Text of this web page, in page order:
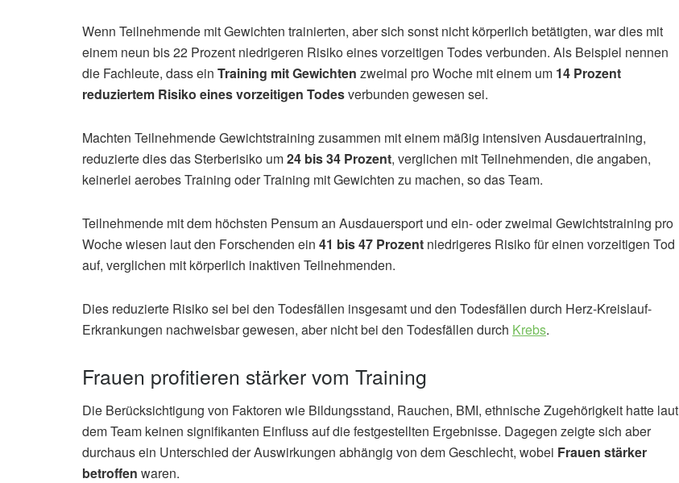
Wenn Teilnehmende mit Gewichten trainierten, aber sich sonst nicht körperlich betätigten, war dies mit
einem neun bis 22 Prozent niedrigeren Risiko eines vorzeitigen Todes verbunden. Als Beispiel nennen
die Fachleute, dass ein Training mit Gewichten zweimal pro Woche mit einem um 14 Prozent
reduziertem Risiko eines vorzeitigen Todesverbunden gewesen sei.
Machten Teilnehmende Gewichtstraining zusammen mit einem mäßig intensiven Ausdauertraining,
reduzierte dies das Sterberisiko um24 bis 34 Prozent, verglichen mit Teilnehmenden, die angaben,
keinerlei aerobes Training oder Training mit Gewichten zu machen, so das Team.
Teilnehmende mit dem höchsten Pensum an Ausdauersport und ein- oder zweimal Gewichtstraining pro
Woche wiesen laut den Forschenden ein 41 bis 47 Prozent niedrigeres Risiko für einen vorzeitigen Tod
auf, verglichen mit körperlich inaktiven Teilnehmenden.
Dies reduzierte Risiko sei bei den Todesfällen insgesamt und den Todesfällen durch Herz-Kreislauf-
Erkrankungen nachweisbar gewesen, aber nicht bei den Todesfällen durch Krebs.
Frauen profitieren stärker vom Training
Die Berücksichtigung von Faktoren wie Bildungsstand, Rauchen, BMI, ethnische Zugehörigkeit hatte laut
dem Team keinen signifikanten Einfluss auf die festgestellten Ergebnisse. Dagegen zeigte sich aber
durchaus ein Unterschied der Auswirkungen abhängig von dem Geschlecht, wobei Frauen stärker
betroffen waren.